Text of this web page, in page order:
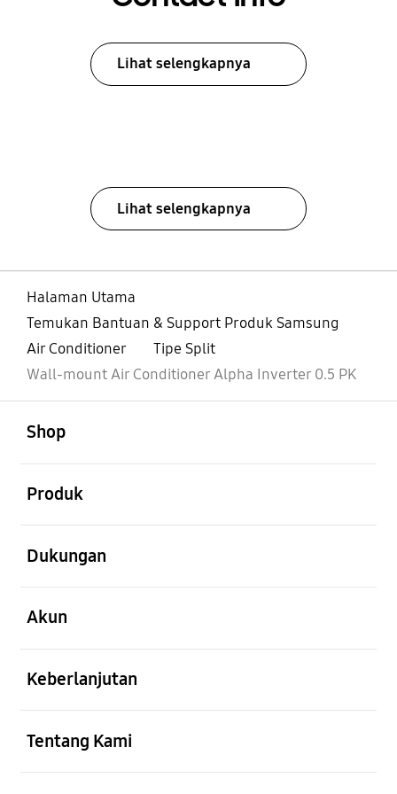
Lihat selengkapnya
Lihat selengkapnya
Halaman Utama
Temukan Bantuan & Support Produk Samsung
Air Conditioner
Tipe Split
Wall-mount Air Conditioner Alpha Inverter 0.5 PK
Shop
Produk
Dukungan
Akun
Keberlanjutan
Tentang Kami